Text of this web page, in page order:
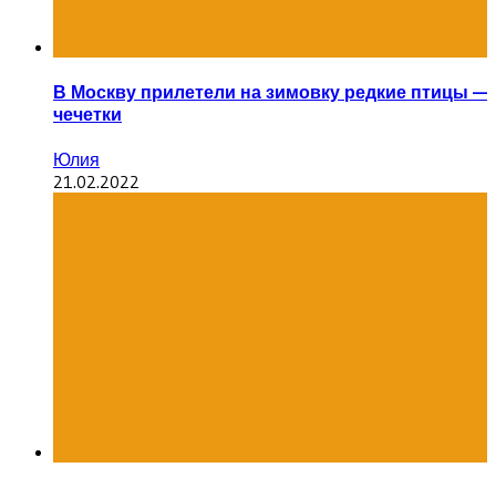
В Москву прилетели на зимовку редкие птицы —
чечетки
Юлия
21.02.2022